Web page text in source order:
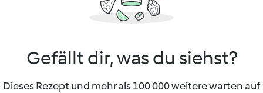
Gefällt dir, was du siehst?
Dieses Rezept und mehr als 100 000 weitere warten auf